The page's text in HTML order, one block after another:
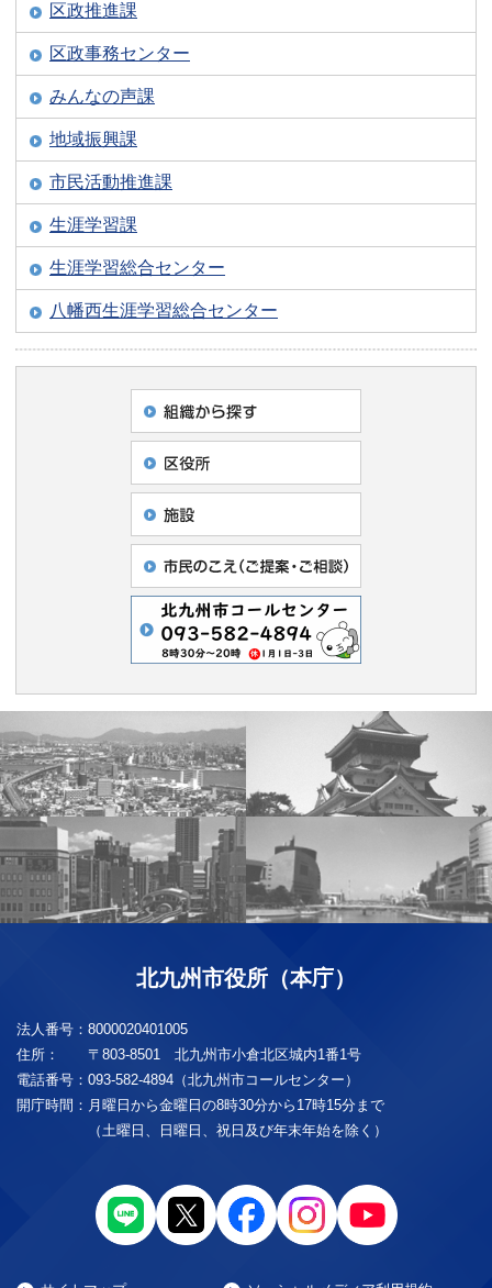
区政推進課
区政事務センター
みんなの声課
地域振興課
市民活動推進課
生涯学習課
生涯学習総合センター
八幡西生涯学習総合センター
北九州市役所（本庁）
法人番号： 8000020401005
住所：
〒803-8501 北九州市小倉北区城内1番1号
電話番号： 093-582-4894（北九州市コールセンター）
開庁時間： 月曜日から金曜日の8時30分から17時15分まで
（土曜日、日曜日、祝日及び年末年始を除く）